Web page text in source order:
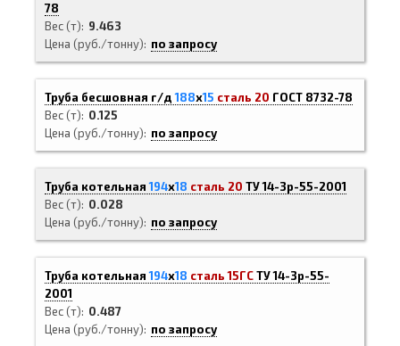
78
Вес (т)
9.463
Цена (руб./тонну)
по запросу
Труба бесшовная г/д188х15 сталь 20 ГОСТ 8732-78
Вес (т)
0.125
Цена (руб./тонну)
по запросу
Труба котельная194х18 сталь 20 ТУ 14-3р-55-2001
Вес (т)
0.028
Цена (руб./тонну)
по запросу
Труба котельная194х18 сталь 15ГСТУ 14-3р-55-
2001
Вес (т)
0.487
Цена (руб./тонну)
по запросу